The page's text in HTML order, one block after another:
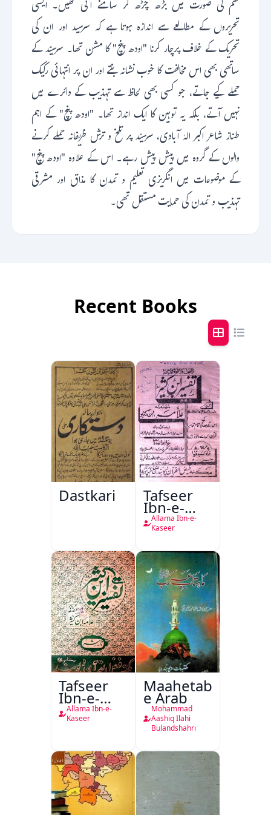
نظم کی صورت میں بڑھ چڑھ کر سامنے آتی تھیں۔ ایسی
تحریروں کے مطالعے سے اندازہ ہوتا ہے کہ سرسید اور ان کی
تحریک کے خلاف پرچار کرنا "اودھ پنچ" کا مشن تھا۔ سرسیّد کے
ساتھی بھی اس مخالفت کا خوب نشانہ بنتے اور ان پر انتہائی رکیک
حملے کیے جاتے، جو کسی بھی لحاظ سے تہذیب کے دائرے میں
نہیں آتے، بلکہ یہ توہین کا ایک انداز تھا۔ "اودھ پنچ" کے اہم
طناز شاعر اکبر الہٰ آبادی، سرسیّد پر تلخ و ترش ظریفانہ حملے کرنے
والوں کے گروہ میں پیش پیش رہے۔ اس کے علاوہ "اودھ پنچ"
کے موضوعات میں انگریزی تعلیم و تمدن کا مذاق اور مشرقی
تہذیب و تمدن کی حمایت مستقل تھی۔
Recent Books
Dastkari Tafseer
Ibn-e-
Kaseer
Allama Ibn-e-
Kaseer
Tafseer
Ibn-e-
Kaseer
Urdu
Allama Ibn-e-
Kaseer
Maahetab-
e Arab
Mohammad
Aashiq Ilahi
Bulandshahri